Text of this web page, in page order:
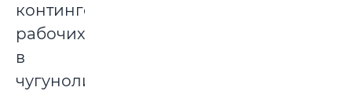
контингент
рабочих
в
чугунолитейном